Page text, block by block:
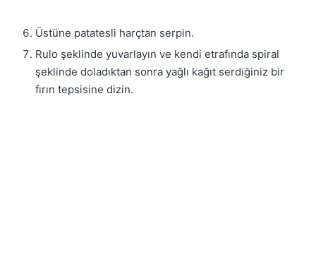
Üstüne patatesli harçtan serpin.
Rulo şeklinde yuvarlayın ve kendi etrafında spiral
şeklinde doladıktan sonra yağlı kağıt serdiğiniz bir
fırın tepsisine dizin.